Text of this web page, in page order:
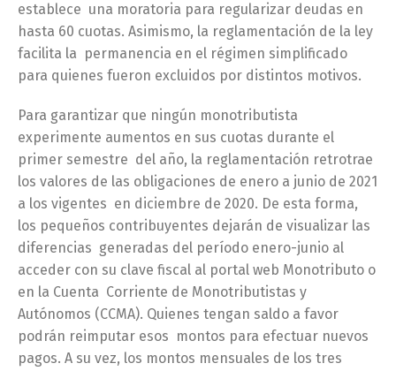
establece una moratoria para regularizar deudas en
hasta 60 cuotas. Asimismo, la reglamentación de la ley
facilita la permanencia en el régimen simplificado
para quienes fueron excluidos por distintos motivos.
Para garantizar que ningún monotributista
experimente aumentos en sus cuotas durante el
primer semestre del año, la reglamentación retrotrae
los valores de las obligaciones de enero a junio de 2021
a los vigentes en diciembre de 2020. De esta forma,
los pequeños contribuyentes dejarán de visualizar las
diferencias generadas del período enero-junio al
acceder con su clave fiscal al portal web Monotributo o
en la Cuenta Corriente de Monotributistas y
Autónomos (CCMA). Quienes tengan saldo a favor
podrán reimputar esos montos para efectuar nuevos
pagos. A su vez, los montos mensuales de los tres